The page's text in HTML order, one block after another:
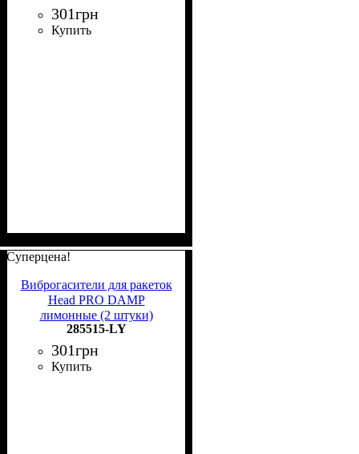
301грн
Купить
Суперцена!
Виброгасители для ракеток
Head PRO DAMP
лимонные (2 штуки)
285515 LY
285515-LY
301грн
Купить